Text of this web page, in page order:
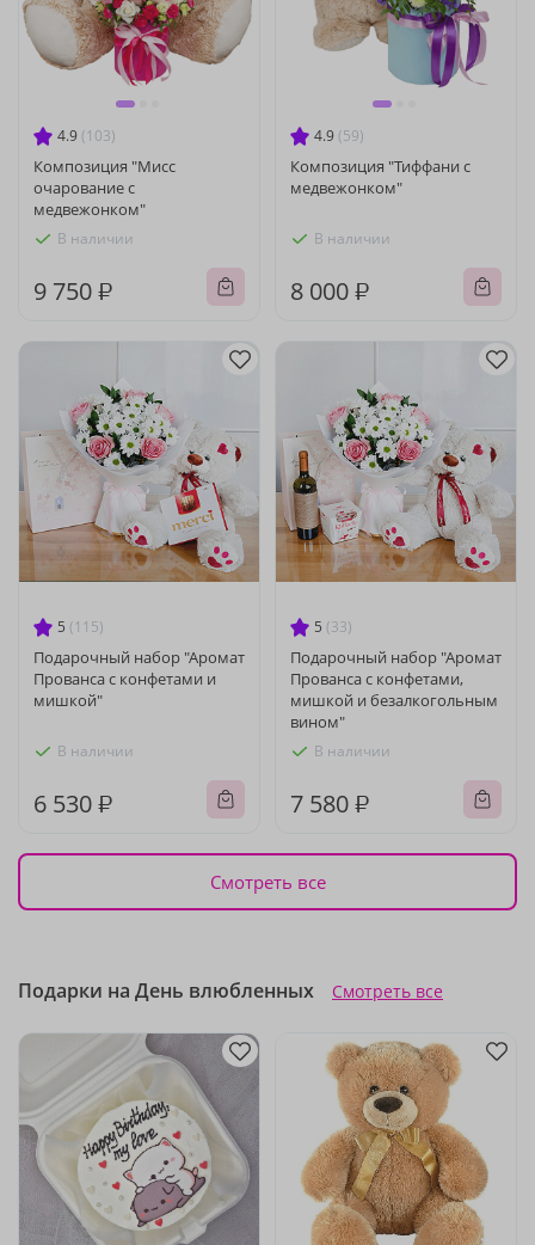
4.9 (103)
Композиция "Мисс
очарование с
медвежонком"
В наличии
9 750 ₽
4.9 (59)
Композиция "Тиффани с
медвежонком"
В наличии
8 000 ₽
5 (115)
Подарочный набор "Аромат
Прованса с конфетами и
мишкой"
В наличии
6 530 ₽
5 (33)
Подарочный набор "Аромат
Прованса с конфетами,
мишкой и безалкогольным
вином"
В наличии
7 580 ₽
Смотреть все
Подарки на День влюбленных Смотреть все